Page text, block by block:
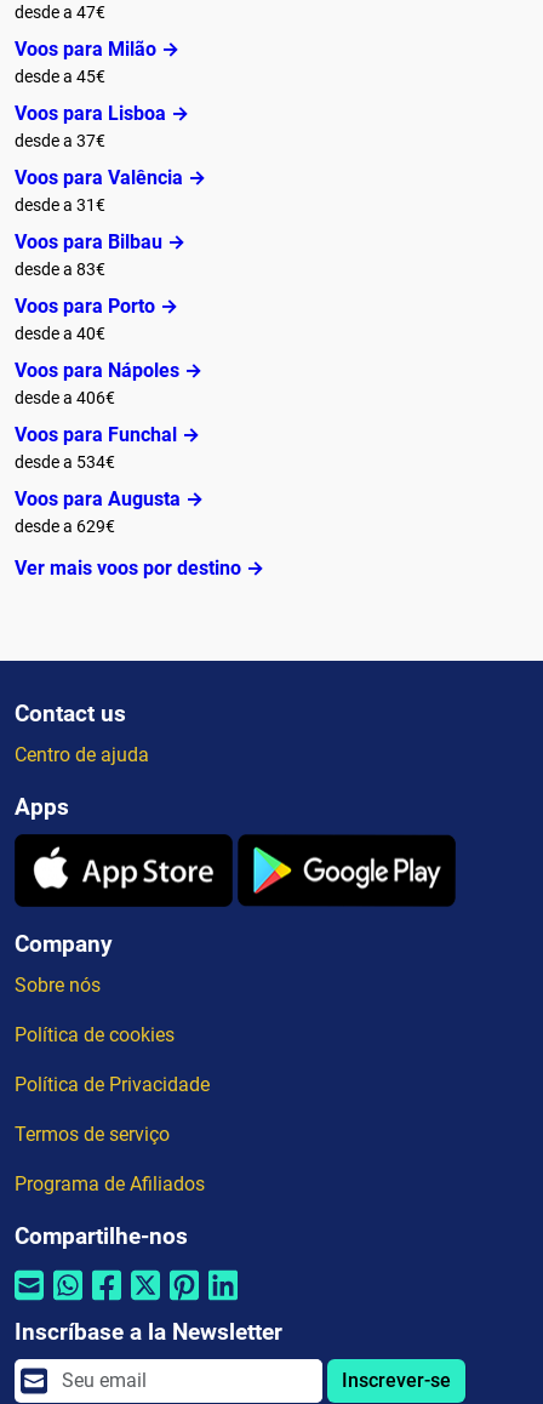
desde a 47€
Voos para Milão →
desde a 45€
Voos para Lisboa →
desde a 37€
Voos para Valência →
desde a 31€
Voos para Bilbau →
desde a 83€
Voos para Porto →
desde a 40€
Voos para Nápoles →
desde a 406€
Voos para Funchal →
desde a 534€
Voos para Augusta →
desde a 629€
Ver mais voos por destino →
Contact us
Centro de ajuda
Apps
Company
Sobre nós
Política de cookies
Política de Privacidade
Termos de serviço
Programa de Afiliados
Compartilhe-nos
Inscríbase a la Newsletter
Inscrever-se